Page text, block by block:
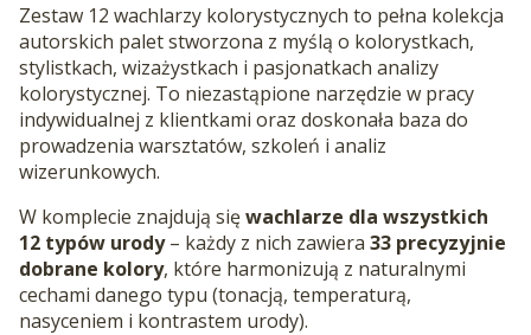
Zestaw 12 wachlarzy kolorystycznych to pełna kolekcja
autorskich palet stworzona z myślą o kolorystkach,
stylistkach, wizażystkach i pasjonatkach analizy
kolorystycznej. To niezastąpione narzędzie w pracy
indywidualnej z klientkami oraz doskonała baza do
prowadzenia warsztatów, szkoleń i analiz
wizerunkowych.
W komplecie znajdują sięwachlarze dla wszystkich
12 typów urody– każdy z nich zawiera 33 precyzyjnie
dobrane kolory, które harmonizują z naturalnymi
cechami danego typu (tonacją, temperaturą,
nasyceniem i kontrastem urody).